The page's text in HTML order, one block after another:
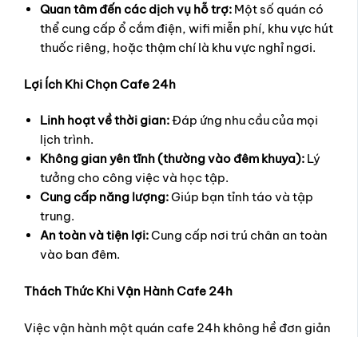
Quan tâm đến các dịch vụ hỗ trợ: Một số quán có
thể cung cấp ổ cắm điện, wifi miễn phí, khu vực hút
thuốc riêng, hoặc thậm chí là khu vực nghỉ ngơi.
Lợi Ích Khi Chọn Cafe 24h
Linh hoạt về thời gian:Đáp ứng nhu cầu của mọi
lịch trình.
Không gian yên tĩnh (thường vào đêm khuya): Lý
tưởng cho công việc và học tập.
Cung cấp năng lượng:Giúp bạn tỉnh táo và tập
trung.
An toàn và tiện lợi:Cung cấp nơi trú chân an toàn
vào ban đêm.
Thách Thức Khi Vận Hành Cafe 24h
Việc vận hành một quán cafe 24h không hề đơn giản